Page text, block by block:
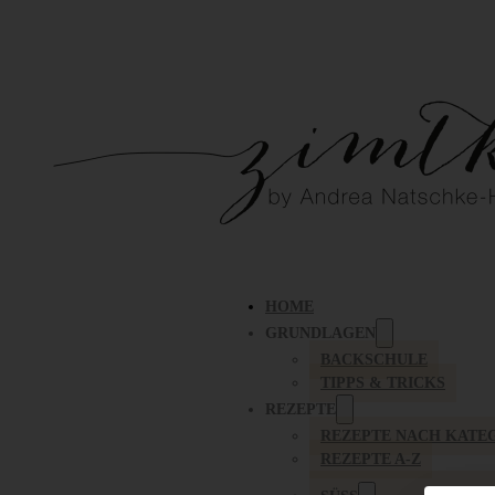
HOME
GRUNDLAGEN
BACKSCHULE
TIPPS & TRICKS
REZEPTE
REZEPTE NACH
REZEPTE A-Z